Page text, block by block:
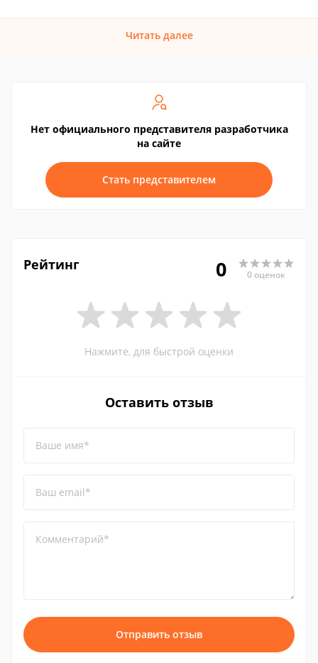
Читать далее
Нет официального представителя разработчика
на сайте
Стать представителем
Рейтинг 0 0 оценок
Нажмите, для быстрой оценки
Оставить отзыв
Ваше имя*
Ваш email*
Комментарий*
Отправить отзыв